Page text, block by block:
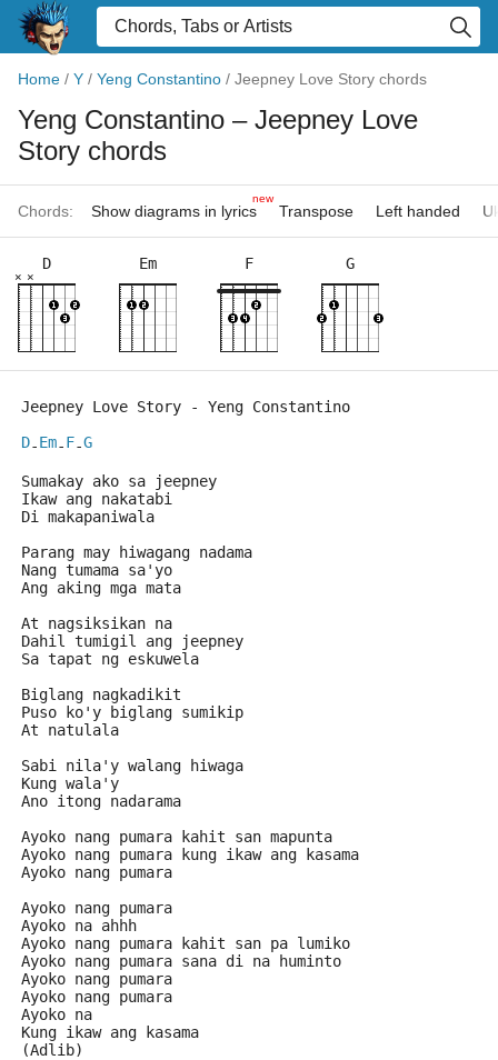
Home / Y / Yeng Constantino / Jeepney Love Story chords
Yeng Constantino – Jeepney Love
Story chords
Chords: Show diagrams in lyrics
new
Transpose Left handed
D
×
×
Em F G
Jeepney Love Story - Yeng Constantino
D-Em-F-G
Sumakay ako sa jeepney
Ikaw ang nakatabi
Di makapaniwala
Parang may hiwagang nadama
Nang tumama sa'yo
Ang aking mga mata
At nagsiksikan na
Dahil tumigil ang jeepney
Sa tapat ng eskuwela
Biglang nagkadikit
Puso ko'y biglang sumikip
At natulala
Sabi nila'y walang hiwaga
Kung wala'y
Ano itong nadarama
Ayoko nang pumara kahit san mapunta
Ayoko nang pumara kung ikaw ang kasama
Ayoko nang pumara
Ayoko nang pumara
Ayoko na ahhh
Ayoko nang pumara kahit san pa lumiko
Ayoko nang pumara sana di na huminto
Ayoko nang pumara
Ayoko nang pumara
Ayoko na
Kung ikaw ang kasama
(Adlib)